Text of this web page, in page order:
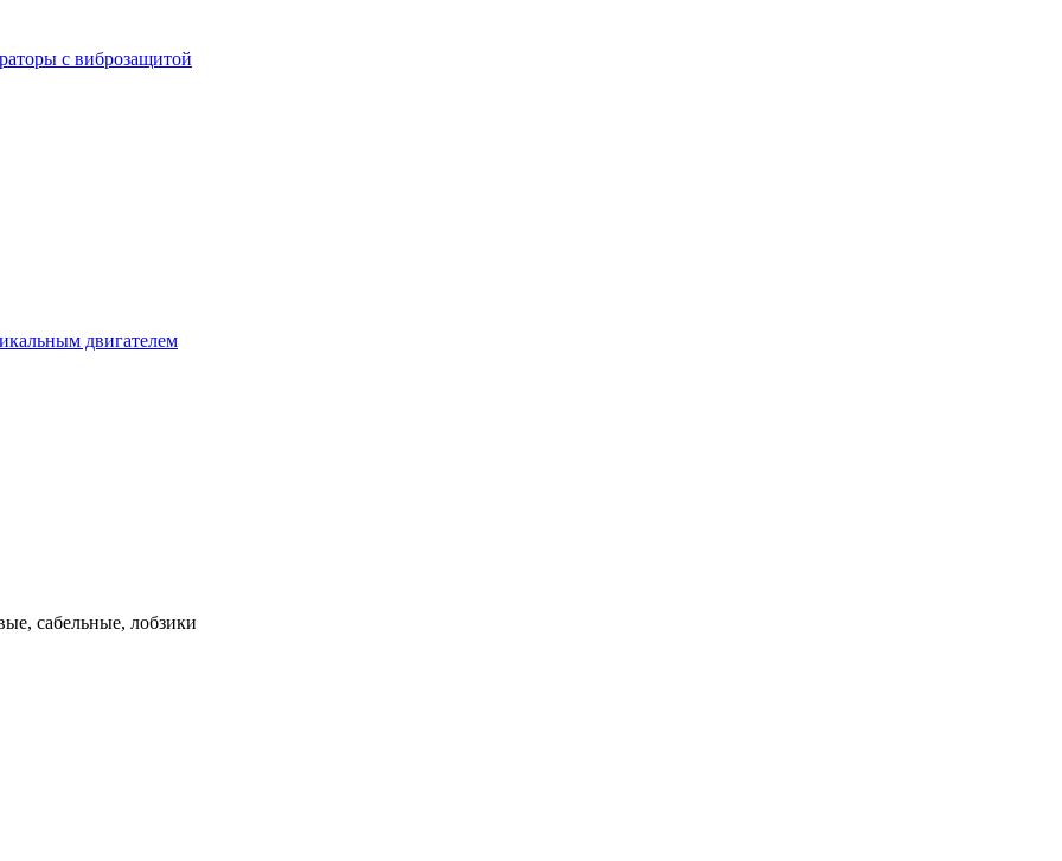
с виброзащитой
двигателем
сабельные, лобзики